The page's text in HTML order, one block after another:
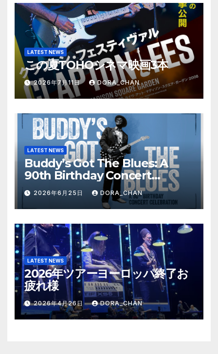
LATEST NEWS
この夏TOHOシネマ映画3本
2026年7月11日 DORA_CHAN
LATEST NEWS
Buddy’s Got The Blues: A
90th Birthday Concert
Celebration
2026年6月25日 DORA_CHAN
LATEST NEWS
2026年ツアーヨーロッパ終了お
疲れ様
2026年4月26日 DORA_CHAN